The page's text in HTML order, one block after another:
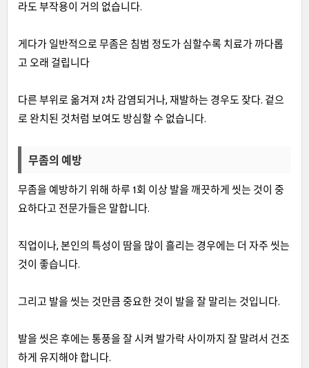
라도 부작용이 거의 없습니다.
게다가 일반적으로 무좀은 침범 정도가 심할수록 치료가 까다롭
고 오래 걸립니다
다른 부위로 옮겨져 2차 감염되거나, 재발하는 경우도 잦다. 겉으
로 완치된 것처럼 보여도 방심할 수 없습니다.
무좀의 예방
무좀을 예방하기 위해 하루 1회 이상 발을 깨끗하게 씻는 것이 중
요하다고 전문가들은 말합니다.
직업이나, 본인의 특성이 땀을 많이 흘리는 경우에는 더 자주 씻는
것이 좋습니다.
그리고 발을 씻는 것만큼 중요한 것이 발을 잘 말리는 것입니다.
발을 씻은 후에는 통풍을 잘 시켜 발가락 사이까지 잘 말려서 건조
하게 유지해야 합니다.